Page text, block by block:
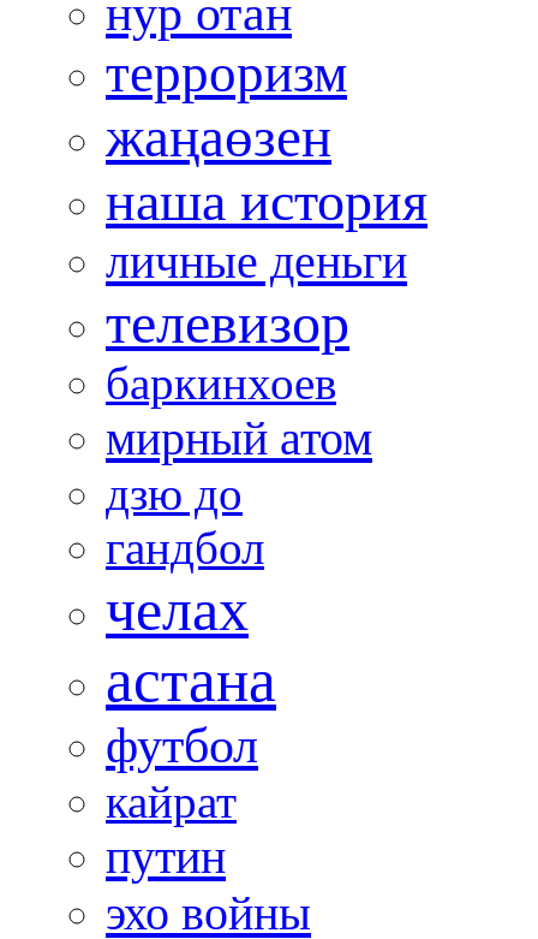
нур отан
терроризм
жаңаөзен
наша история
личные деньги
телевизор
баркинхоев
мирный атом
дзю до
гандбол
челах
астана
футбол
кайрат
путин
эхо войны